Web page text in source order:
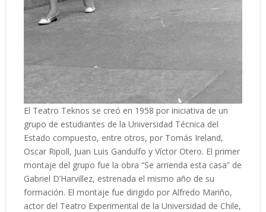
El Teatro Teknos se creó en 1958 por iniciativa de un
grupo de estudiantes de la Universidad Técnica del
Estado compuesto, entre otros, por Tomás Ireland,
Oscar Ripoll, Juan Luis Gandulfo y Víctor Otero. El primer
montaje del grupo fue la obra “Se arrienda esta casa” de
Gabriel D’Harvillez, estrenada el mismo año de su
formación. El montaje fue dirigido por Alfredo Mariño,
actor del Teatro Experimental de la Universidad de Chile,